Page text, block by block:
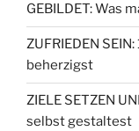
GEBILDET: Was
ZUFRIEDEN
beherzigst
ZIELE SETZEN
selbst gestaltest